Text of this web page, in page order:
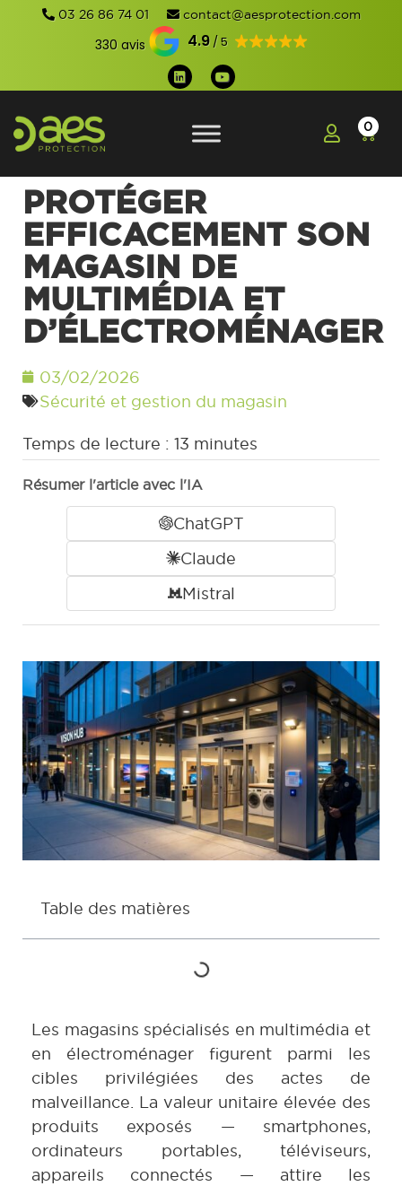
03 26 86 74 01 contact@aesprotection.com
330 avis 4.9
0
PROTÉGER
EFFICACEMENT SON
MAGASIN DE
MULTIMÉDIA ET
D’ÉLECTROMÉNAGER
03/02/2026
Sécurité et gestion du magasin
Temps de lecture : 13 minutes
Résumer l'article avec l'IA
ChatGPT
Claude
Mistral
Table des matières
Les magasins spécialisés en multimédia et
en électroménager figurent parmi les
cibles privilégiées des actes de
malveillance. La valeur unitaire élevée des
produits exposés — smartphones,
ordinateurs portables, téléviseurs,
appareils connectés — attire les